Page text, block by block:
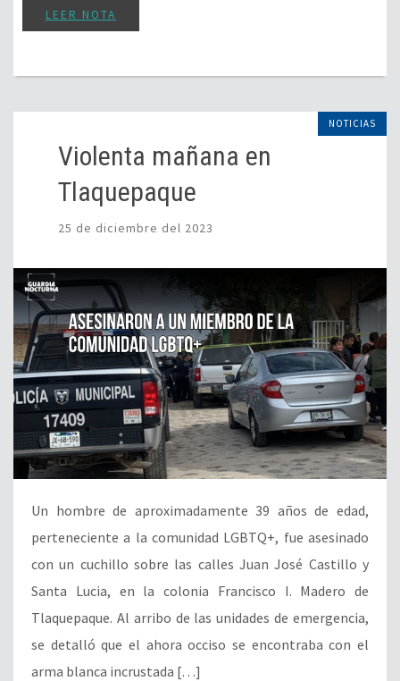
LEER NOTA
NOTICIAS
Violenta mañana en
Tlaquepaque
25 de diciembre del 2023
Un hombre de aproximadamente 39 años de edad,
perteneciente a la comunidad LGBTQ+, fue asesinado
con un cuchillo sobre las calles Juan José Castillo y
Santa Lucia, en la colonia Francisco I. Madero de
Tlaquepaque. Al arribo de las unidades de emergencia,
se detalló que el ahora occiso se encontraba con el
arma blanca incrustada […]